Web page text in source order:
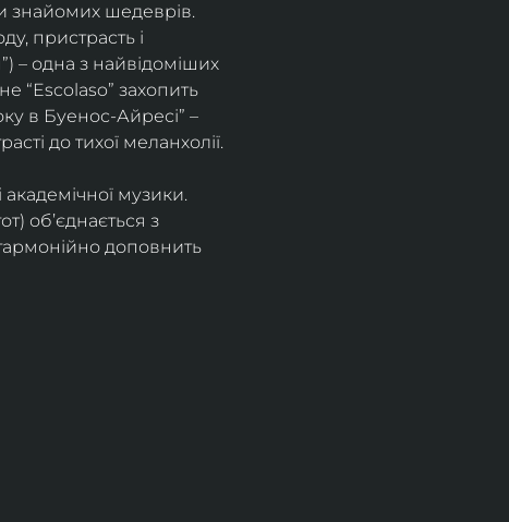
знайомих шедеврів.
пристрасть і
– одна з найвідоміших
“Escolaso” захопить
в Буенос-Айресі” –
до тихої меланхолії.
академічної музики.
об’єднається з
доповнить